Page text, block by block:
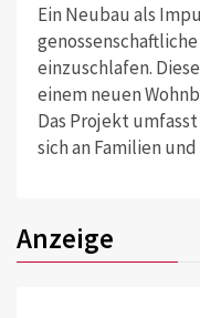
Ein Neubau als
einzuschlafen.
einem neuen
Das Projekt
sich an Familien
Anzeige